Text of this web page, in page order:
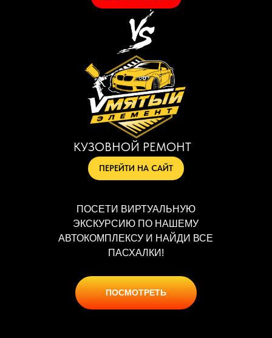
ПЕРЕЙТИ НА САЙТ
КУЗОВНОЙ РЕМОНТ
ПОСЕТИ ВИРТУАЛЬНУЮ
ЭКСКУРСИЮ ПО НАШЕМУ
АВТОКОМПЛЕКСУ И НАЙДИ ВСЕ
ПАСХАЛКИ!
ПОСМОТРЕТЬ